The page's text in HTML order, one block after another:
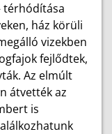
térhódítása
ház körüli
vizekben
fejlődtek,
Az elmúlt
átvették az
is